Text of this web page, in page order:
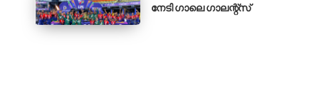
നേടി ഗാലെ ഗാലന്റ്‌സ്